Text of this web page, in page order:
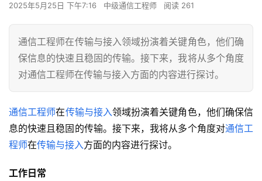
2025年5月25日 下午7:16 中级通信工程师 阅读 261
通信工程师在传输与接入领域扮演着关键角色，他们确
保信息的快速且稳固的传输。接下来，我将从多个角度
对通信工程师在传输与接入方面的内容进行探讨。
通信工程师在传输与接入领域扮演着关键角色，他们确保信
息的快速且稳固的传输。接下来，我将从多个角度对通信工
程师在传输与接入方面的内容进行探讨。
工作日常